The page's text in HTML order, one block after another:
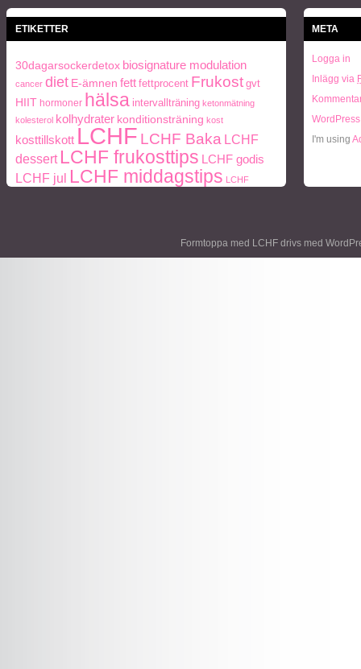
ETIKETTER
30dagarsockerdetox biosignature modulation
cancer diet E-ämnen fett fettprocent Frukost gvt
HIIT hormoner hälsa intervallträning ketonmätning
kolesterol kolhydrater konditionsträning kost
kosttillskott LCHF LCHF Baka LCHF
dessert LCHF frukosttips LCHF godis
LCHF jul LCHF middagstips LCHF
META
Logga in
Inlägg via
I'm using
Formtoppa med LCHF drivs med